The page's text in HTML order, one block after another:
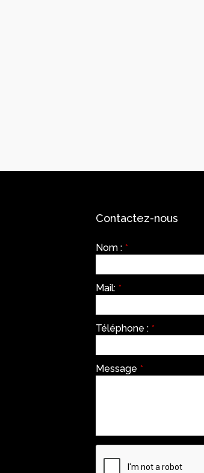
Contactez-nous
Nom : *
Mail: *
Téléphone : *
Message *